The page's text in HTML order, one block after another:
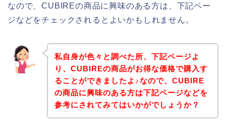
なので、CUBIREの商品に興味のある方は、下記ペー
ジなどをチェックされるとよいかもしれません。
私自身が色々と調べた所、下記ページよ
り、CUBIREの商品がお得な価格で購入す
ることができましたよ♪なので、CUBIRE
の商品に興味のある方は下記ページなどを
参考にされてみてはいかがでしょうか？